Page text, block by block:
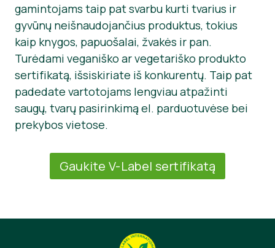
gamintojams taip pat svarbu kurti tvarius ir
gyvūnų neišnaudojančius produktus, tokius
kaip knygos, papuošalai, žvakės ir pan.
Turėdami veganiško ar vegetariško produkto
sertifikatą, išsiskiriate iš konkurentų. Taip pat
padedate vartotojams lengviau atpažinti
saugų, tvarų pasirinkimą el. parduotuvėse bei
prekybos vietose.
Gaukite V-Label sertifikatą